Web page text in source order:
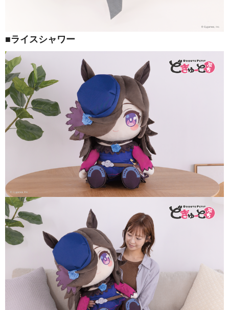
■ライスシャワー